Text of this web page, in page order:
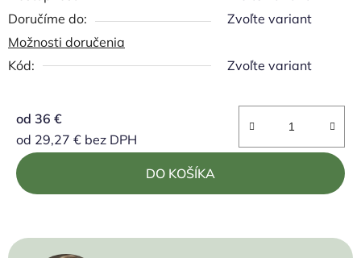
Zvoľte variant
Možnosti doručenia
Kód:
Zvoľte variant
od 36 €
od 29,27 € bez DPH
Jednotková cena:
DO KOŠÍKA